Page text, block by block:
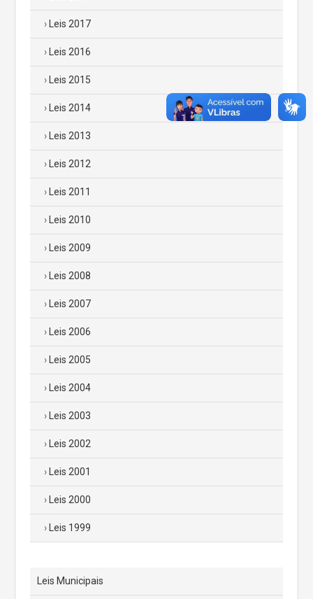
Leis 2017
Leis 2016
Leis 2015
Leis 2014
Leis 2013
Leis 2012
Leis 2011
Leis 2010
Leis 2009
Leis 2008
Leis 2007
Leis 2006
Leis 2005
Leis 2004
Leis 2003
Leis 2002
Leis 2001
Leis 2000
Leis 1999
Leis Municipais